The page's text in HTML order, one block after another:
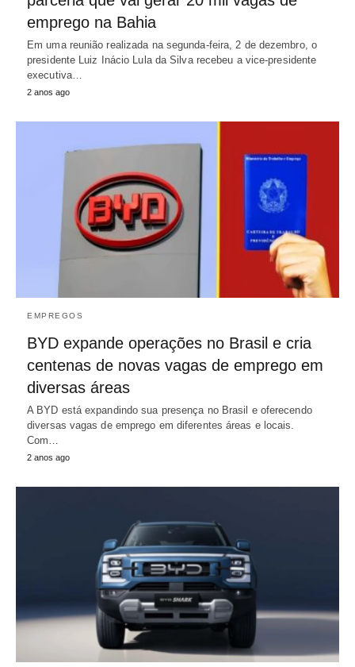
emprego na Bahia
Em uma reunião realizada na segunda-feira, 2 de dezembro, o
presidente Luiz Inácio Lula da Silva recebeu a vice-presidente
executiva…
2 anos ago
EMPREGOS
BYD expande operações no Brasil e cria
centenas de novas vagas de emprego em
diversas áreas
A BYD está expandindo sua presença no Brasil e oferecendo
diversas vagas de emprego em diferentes áreas e locais.
Com…
2 anos ago